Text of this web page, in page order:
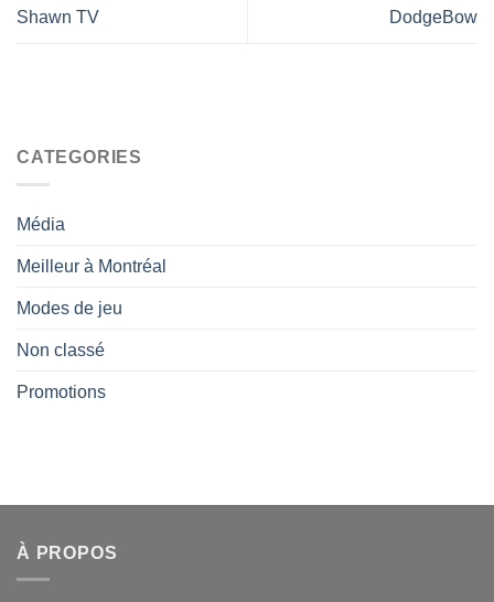
Shawn TV
DodgeBow
CATEGORIES
Média
Meilleur à Montréal
Modes de jeu
Non classé
Promotions
À PROPOS